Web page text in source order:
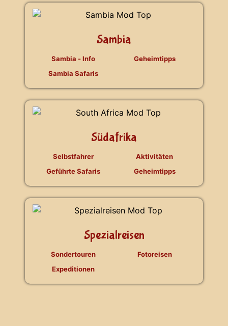
Sambia
Sambia - Info
Sambia Safaris
Geheimtipps
Südafrika
Selbstfahrer
Geführte Safaris
Aktivitäten
Geheimtipps
Spezialreisen
Sondertouren
Expeditionen
Fotoreisen